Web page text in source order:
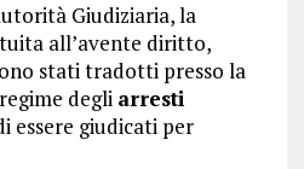
Giudiziaria, la
all’avente diritto,
stati tradotti presso la
degli arresti
essere giudicati per